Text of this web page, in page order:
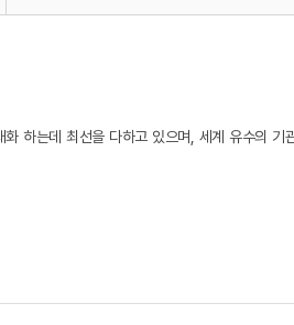
하는데 최선을 다하고 있으며, 세계 유수의